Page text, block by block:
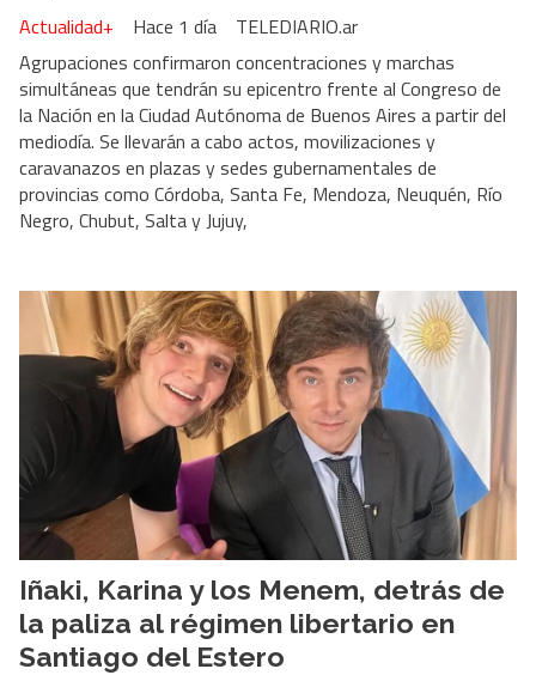
TELEDIARIO.ar
Actualidad+
Hace 1 día
Agrupaciones confirmaron concentraciones y marchas
simultáneas que tendrán su epicentro frente al Congreso de
la Nación en la Ciudad Autónoma de Buenos Aires a partir del
mediodía. Se llevarán a cabo actos, movilizaciones y
caravanazos en plazas y sedes gubernamentales de
provincias como Córdoba, Santa Fe, Mendoza, Neuquén, Río
Negro, Chubut, Salta y Jujuy,
Iñaki, Karina y los Menem, detrás de
la paliza al régimen libertario en
Santiago del Estero